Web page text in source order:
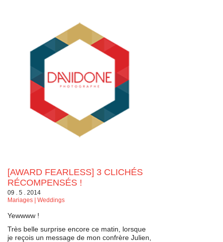
[AWARD FEARLESS] 3 CLICHÉS
RÉCOMPENSÉS !
09 . 5 . 2014
Mariages | Weddings
Yewwww !
Très belle surprise encore ce matin, lorsque
je reçois un message de mon confrère Julien,